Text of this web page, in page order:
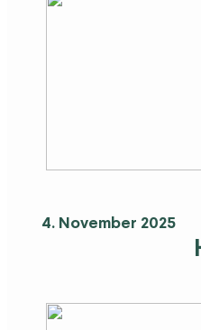
4. November 2025